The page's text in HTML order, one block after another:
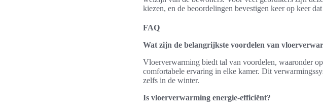
kiezen, en de beoordelingen bevestigen keer op keer
FAQ
Wat zijn de belangrijkste voordelen van
Vloerverwarming biedt tal van voordelen, waaronder
comfortabele ervaring in elke kamer. Dit
zelfs in de winter.
Is vloerverwarming energie-efficiënt?